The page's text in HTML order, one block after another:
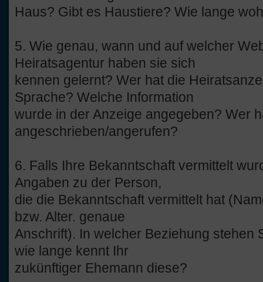
Haus? Gibt es Haustiere? Wie lange
5. Wie genau, wann und auf welcher
Heiratsagentur haben sie sich
kennen gelernt? Wer hat die
Sprache? Welche Information
wurde in der Anzeige angegeben? Wer
angeschrieben/angerufen?
6. Falls Ihre Bekanntschaft vermittelt
Angaben zu der Person,
die die Bekanntschaft vermittelt hat
bzw. Alter. genaue
Anschrift). In welcher Beziehung stehen
wie lange kennt Ihr
zukünftiger Ehemann diese?